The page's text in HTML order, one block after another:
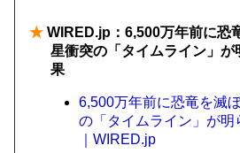
★ WIRED.jp：6,500万年前に恐
星衝突の「タイムライン」が
果
6,500万年前に恐竜を滅
の「タイムライン」が明
｜WIRED.jp